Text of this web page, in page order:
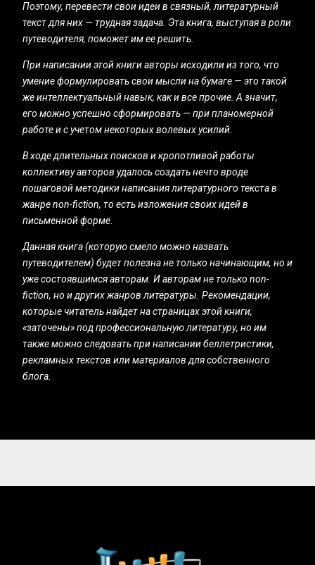
Поэтому, перевести свои идеи в связный, литературный
текст для них — трудная задача. Эта книга, выступая в роли
путеводителя, поможет им ее решить.
При написании этой книги авторы исходили из того, что
умение формулировать свои мысли на бумаге — это такой
же интеллектуальный навык, как и все прочие. А значит,
его можно успешно сформировать — при планомерной
работе и с учетом некоторых волевых усилий.
В ходе длительных поисков и кропотливой работы
коллективу авторов удалось создать нечто вроде
пошаговой методики написания литературного текста в
жанре non-fiction, то есть изложения своих идей в
письменной форме.
Данная книга (которую смело можно назвать
путеводителем) будет полезна не только начинающим, но и
уже состоявшимся авторам. И авторам не только non-
fiction, но и других жанров литературы. Рекомендации,
которые читатель найдет на страницах этой книги,
«заточены» под профессиональную литературу, но им
также можно следовать при написании беллетристики,
рекламных текстов или материалов для собственного
блога.